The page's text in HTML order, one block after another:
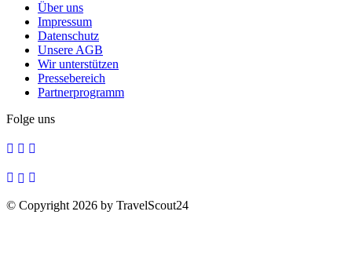
Über uns
Impressum
Datenschutz
Unsere AGB
Wir unterstützen
Pressebereich
Partnerprogramm
Folge uns
© Copyright 2026 by TravelScout24